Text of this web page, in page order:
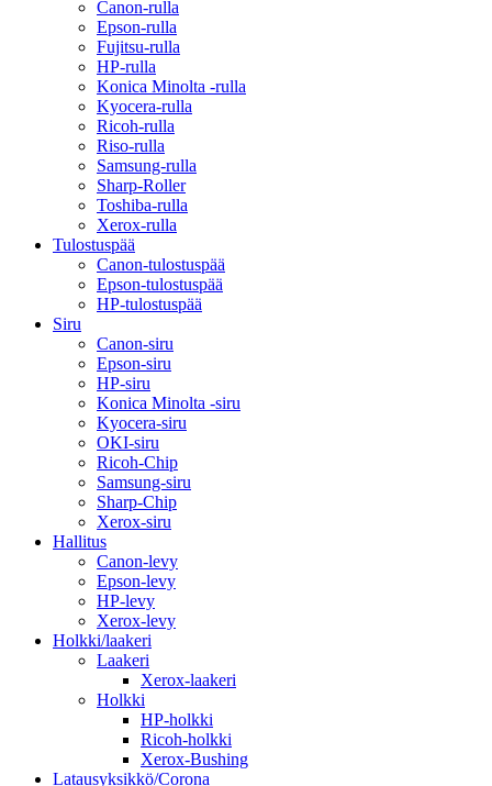
Canon-rulla
Epson-rulla
Fujitsu-rulla
HP-rulla
Konica Minolta -rulla
Kyocera-rulla
Ricoh-rulla
Riso-rulla
Samsung-rulla
Sharp-Roller
Toshiba-rulla
Xerox-rulla
Tulostuspää
Canon-tulostuspää
Epson-tulostuspää
HP-tulostuspää
Siru
Canon-siru
Epson-siru
HP-siru
Konica Minolta -siru
Kyocera-siru
OKI-siru
Ricoh-Chip
Samsung-siru
Sharp-Chip
Xerox-siru
Hallitus
Canon-levy
Epson-levy
HP-levy
Xerox-levy
Holkki/laakeri
Laakeri
Xerox-laakeri
Holkki
HP-holkki
Ricoh-holkki
Xerox-Bushing
Latausyksikkö/Corona